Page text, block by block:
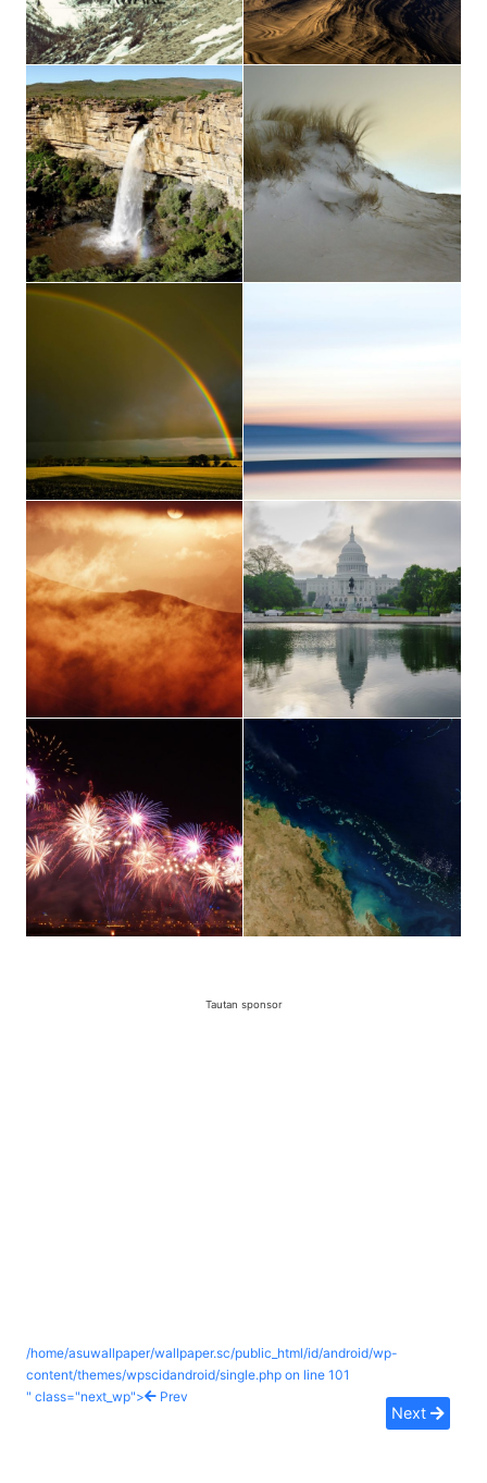
Tautan sponsor
/home/asuwallpaper/wallpaper.sc/public_html/id/android/wp-
content/themes/wpscidandroid/single.php on line 101
" class="next_wp">
Prev
Next